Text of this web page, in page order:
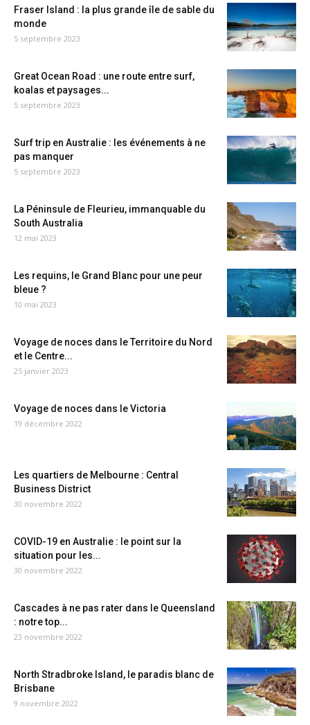
Fraser Island : la plus grande île de sable du
monde
5 septembre 2023
Great Ocean Road : une route entre surf,
koalas et paysages...
5 septembre 2023
Surf trip en Australie : les événements à ne
pas manquer
5 septembre 2023
La Péninsule de Fleurieu, immanquable du
South Australia
12 mai 2023
Les requins, le Grand Blanc pour une peur
bleue ?
10 mai 2023
Voyage de noces dans le Territoire du Nord
et le Centre...
25 janvier 2023
Voyage de noces dans le Victoria
19 décembre 2022
Les quartiers de Melbourne : Central
Business District
30 novembre 2022
COVID-19 en Australie : le point sur la
situation pour les...
30 novembre 2022
Cascades à ne pas rater dans le Queensland
: notre top...
23 novembre 2022
North Stradbroke Island, le paradis blanc de
Brisbane
9 novembre 2022